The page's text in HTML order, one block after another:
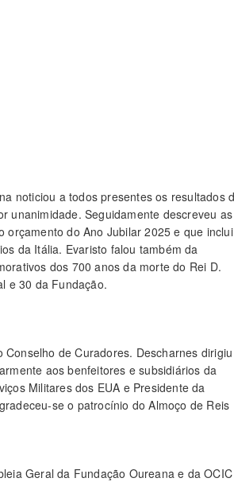
noticiou a todos presentes os resultados
unanimidade. Seguidamente descreveu as
do Ano Jubilar 2025 e que inclui
da Itália. Evaristo falou também da
dos 700 anos da morte do Rei D.
e 30 da Fundação.
de Curadores. Descharnes dirigiu
aos benfeitores e subsidiários da
Militares dos EUA e Presidente da
se o patrocínio do Almoço de Reis
Geral da Fundação Oureana e da OCIC